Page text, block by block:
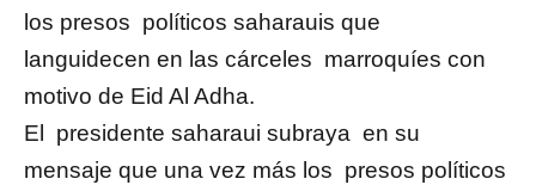
los presos políticos saharauis que
languidecen en las cárceles marroquíes con
motivo de Eid Al Adha.
El presidente saharaui subraya en su
mensaje que una vez más los presos políticos